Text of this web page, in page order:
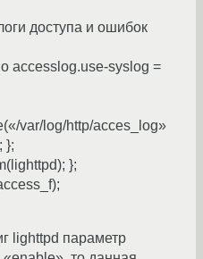
доступа и ошибок
accesslog.use-syslog =
var/log/http/acces_log»
};
};
lighttpd параметр